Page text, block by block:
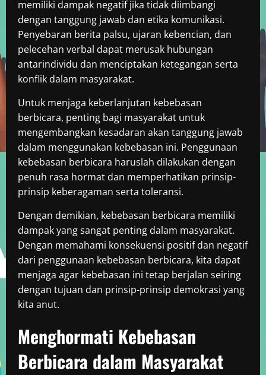
memiliki dampak negatif jika tidak diimbangi
dengan tanggung jawab dan etika komunikasi.
Penyebaran berita palsu, ujaran kebencian, dan
pelecehan verbal dapat merusak hubungan
antarindividu dan menciptakan ketegangan serta
konflik dalam masyarakat.
Untuk menjaga keberlanjutan kebebasan
berbicara, penting bagi masyarakat untuk
mengembangkan kesadaran akan tanggung jawab
dalam menggunakan kebebasan ini. Penggunaan
kebebasan berbicara haruslah dilakukan dengan
penuh rasa hormat dan memperhatikan prinsip-
prinsip keberagaman serta toleransi.
Dengan demikian, kebebasan berbicara memiliki
dampak yang sangat penting dalam masyarakat.
Dengan memahami konsekuensi positif dan negatif
dari penggunaan kebebasan berbicara, kita dapat
menjaga agar kebebasan ini tetap berjalan seiring
dengan tujuan dan prinsip-prinsip demokrasi yang
kita anut.
Menghormati Kebebasan
Berbicara dalam Masyarakat